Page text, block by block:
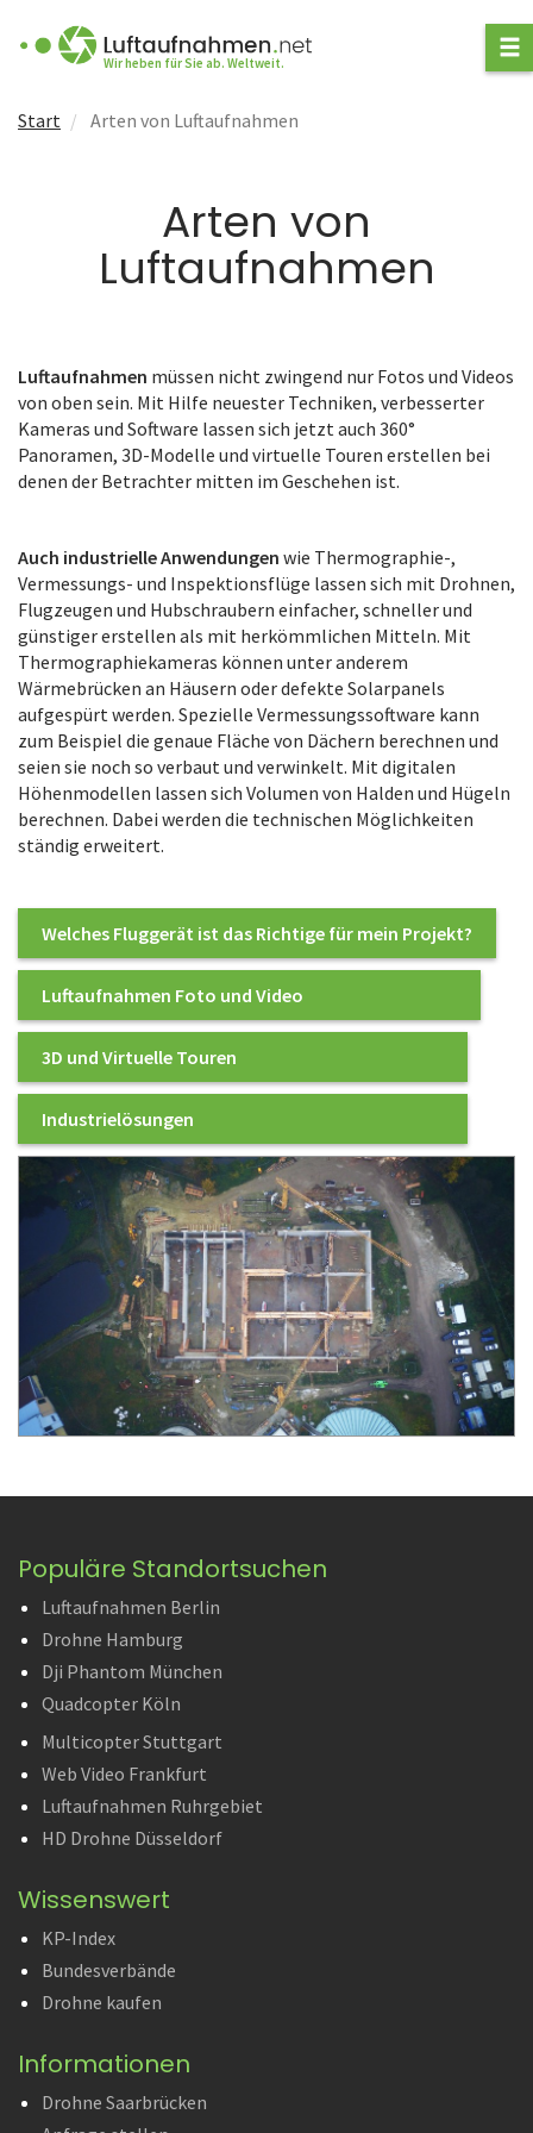
Wir heben für Sie ab. Weltweit.
Start Arten von Luftaufnahmen
Arten von
Luftaufnahmen
Luftaufnahmen müssen nicht zwingend nur Fotos und Videos
von oben sein. Mit Hilfe neuester Techniken, verbesserter
Kameras und Software lassen sich jetzt auch 360°
Panoramen, 3D-Modelle und virtuelle Touren erstellen bei
denen der Betrachter mitten im Geschehen ist.
Auch industrielle Anwendungen wie Thermographie-,
Vermessungs- und Inspektionsflüge lassen sich mit Drohnen,
Flugzeugen und Hubschraubern einfacher, schneller und
günstiger erstellen als mit herkömmlichen Mitteln. Mit
Thermographiekameras können unter anderem
Wärmebrücken an Häusern oder defekte Solarpanels
aufgespürt werden. Spezielle Vermessungssoftware kann
zum Beispiel die genaue Fläche von Dächern berechnen und
seien sie noch so verbaut und verwinkelt. Mit digitalen
Höhenmodellen lassen sich Volumen von Halden und Hügeln
berechnen. Dabei werden die technischen Möglichkeiten
ständig erweitert.
Welches Fluggerät ist das Richtige für mein Projekt?
Luftaufnahmen Foto und Video
3D und Virtuelle Touren
Industrielösungen
Populäre Standortsuchen
Luftaufnahmen Berlin
Drohne Hamburg
Dji Phantom München
Quadcopter Köln
Multicopter Stuttgart
Web Video Frankfurt
Luftaufnahmen Ruhrgebiet
HD Drohne Düsseldorf
Wissenswert
KP-Index
Bundesverbände
Drohne kaufen
Informationen
Drohne Saarbrücken
ANFRAGE STELLEN
LUFTAUFNAHMEN
Welches Fluggerät?
Industrielösungen
NEWS